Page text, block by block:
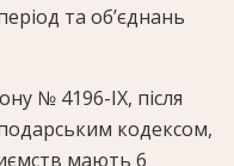
та об’єднань
№ 4196-IX, після
кодексом,
мають 6